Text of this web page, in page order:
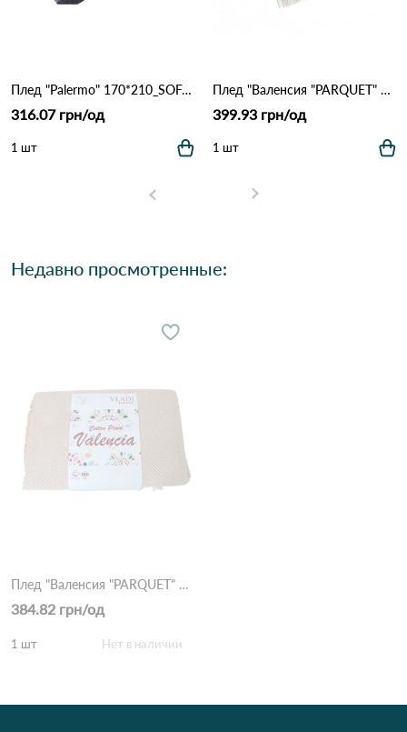
Плед "Palermo" 170*210_SOFA/07 ТМ "Vladi Белый дым"
316.07 грн/од
1 шт
Плед "Валенсия "PARQUET" 140/200 бел-дым Белый дым
399.93 грн/од
1 шт
Недавно просмотренные:
Плед "Валенсия "PARQUET" 140/200 бел-песок Песочный
384.82 грн/од
1 шт Нет в наличии